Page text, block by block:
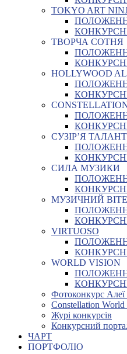
TOKYO ART
ТВОРЧА СОТНЯ
HOLLYWOOD
СУЗІР’Я
СИЛА МУЗИКИ
МУЗИЧНИЙ
VIRTUOSO
WORLD VISION
Фотоконкурс Алеї
Constellation World
Журі конкурсів
Конкурсний
ЧАРТ
ПОРТФОЛІО